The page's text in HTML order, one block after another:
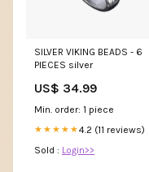
SILVER VIKING BEADS - 6
PIECES silver
US$ 34.99
Min. order: 1 piece
★★★★★4.2 (11 reviews)
Sold : Login>>